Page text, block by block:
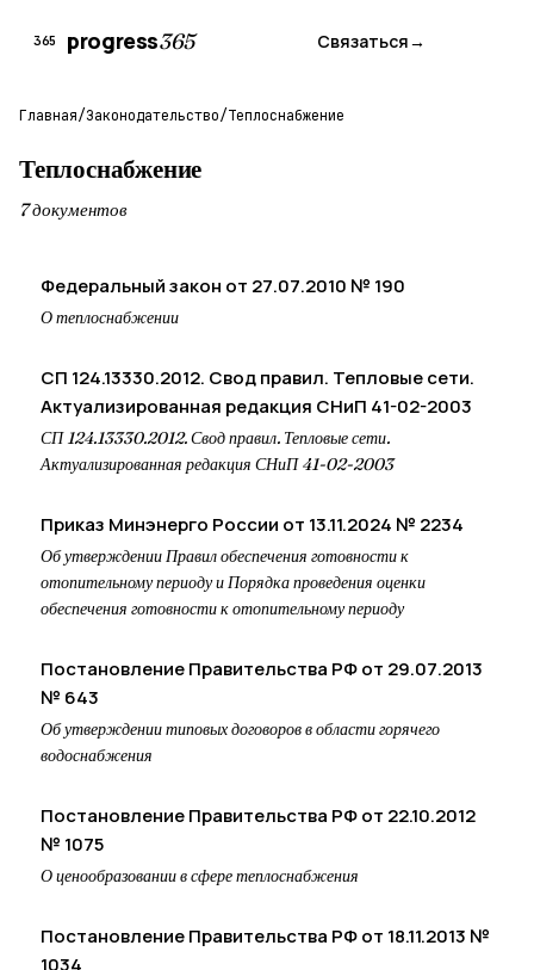
365 progress365 Связаться→
Главная/Законодательство/Теплоснабжение
Теплоснабжение
7 документов
Федеральный закон от 27.07.2010 № 190
О теплоснабжении
СП 124.13330.2012. Свод правил. Тепловые сети.
Актуализированная редакция СНиП 41-02-2003
СП 124.13330.2012. Свод правил. Тепловые сети.
Актуализированная редакция СНиП 41-02-2003
Приказ Минэнерго России от 13.11.2024 № 2234
Об утверждении Правил обеспечения готовности к
отопительному периоду и Порядка проведения оценки
обеспечения готовности к отопительному периоду
Постановление Правительства РФ от 29.07.2013
№ 643
Об утверждении типовых договоров в области горячего
водоснабжения
Постановление Правительства РФ от 22.10.2012
№ 1075
О ценообразовании в сфере теплоснабжения
Постановление Правительства РФ от 18.11.2013 №
1034